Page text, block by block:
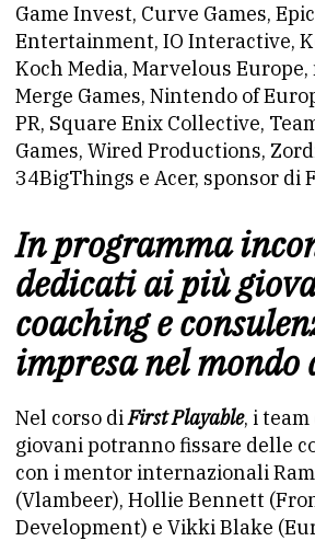
Game Invest, Curve Games,
Entertainment, IO Interactive,
Koch Media, Marvelous Europe,
Merge Games, Nintendo of
PR, Square Enix Collective,
Games, Wired Productions,
34BigThings e Acer, sponsor di
In programma
dedicati ai più
coaching e
impresa nel mondo
Nel corso diFirst Playable, i
giovani potranno fissare delle
con i mentor internazionali
(Vlambeer), Hollie Bennett
Development) e Vikki Blake